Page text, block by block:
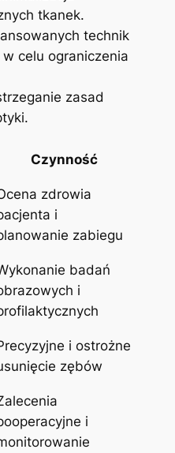
tkanek.
technik
celu ograniczenia
zasad
Czynność
zdrowia
i
zabiegu
badań
i
i ⁢ostrożne
zębów
i